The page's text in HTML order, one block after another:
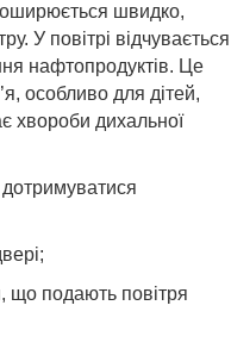
швидко,
У повітрі відчувається
нафтопродуктів. Це
особливо для дітей,
хвороби дихальної
що подають повітря